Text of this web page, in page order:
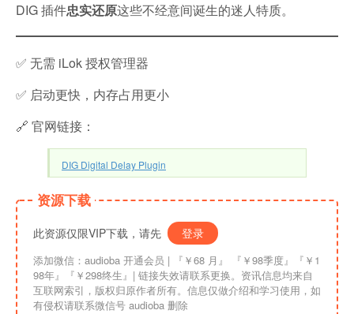
DIG 插件忠实还原这些不经意间诞生的迷人特质。
✅ 无需 iLok 授权管理器
✅ 启动更快，内存占用更小
🔗 官网链接：
DIG Digital Delay Plugin
资源下载
此资源仅限VIP下载，请先 登录
添加微信：audioba 开通会员 | 『￥68 月』 『￥98季度』『￥1
98年』『￥298终生』| 链接失效请联系更换。资讯信息均来自
互联网索引，版权归原作者所有。信息仅做介绍和学习使用，如
有侵权请联系微信号 audioba 删除